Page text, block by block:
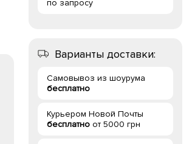
по запросу
Варианты доставки:
Самовывоз из шоурума
бесплатно
Курьером Новой Почты
бесплатно от 5000 грн